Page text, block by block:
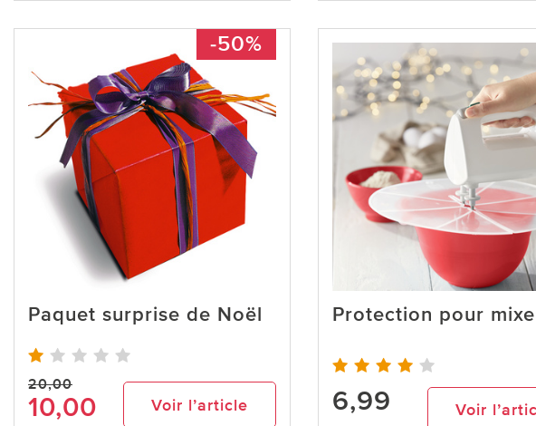
-50%
Paquet surprise de Noël
20,00
10,00 Voir l’article
Protection pour
6,99 Voir